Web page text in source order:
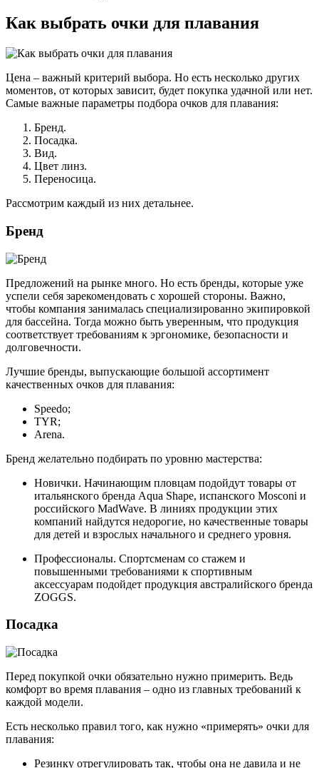
Как выбрать очки для плавания
Цена – важный критерий выбора. Но есть несколько других
моментов, от которых зависит, будет покупка удачной или нет.
Самые важные параметры подбора очков для плавания:
Бренд.
Посадка.
Вид.
Цвет линз.
Переносица.
Рассмотрим каждый из них детальнее.
Бренд
Предложений на рынке много. Но есть бренды, которые уже
успели себя зарекомендовать с хорошей стороны. Важно,
чтобы компания занималась специализированно экипировкой
для бассейна. Тогда можно быть уверенным, что продукция
соответствует требованиям к эргономике, безопасности и
долговечности.
Лучшие бренды, выпускающие большой ассортимент
качественных очков для плавания:
Speedo;
TYR;
Arena.
Бренд желательно подбирать по уровню мастерства:
Новички. Начинающим пловцам подойдут товары от
итальянского бренда Aqua Shape, испанского Mosconi и
российского MadWave. В линиях продукции этих
компаний найдутся недорогие, но качественные товары
для детей и взрослых начального и среднего уровня.
Профессионалы. Спортсменам со стажем и
повышенными требованиями к спортивным
аксессуарам подойдет продукция австралийского бренда
ZOGGS.
Посадка
Перед покупкой очки обязательно нужно примерить. Ведь
комфорт во время плавания – одно из главных требований к
каждой модели.
Есть несколько правил того, как нужно «примерять» очки для
плавания:
Резинку отрегулировать так, чтобы она не давила и не